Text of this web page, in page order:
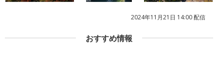
2024年11月21日 14:00 配信
おすすめ情報